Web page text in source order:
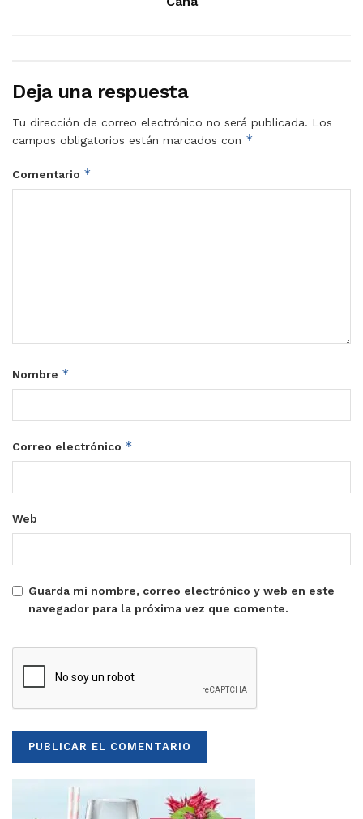
Deja una respuesta
Tu dirección de correo electrónico no será publicada. Los
campos obligatorios están marcados con *
Comentario *
Nombre *
Correo electrónico *
Web
Guarda mi nombre, correo electrónico y web en este
navegador para la próxima vez que comente.